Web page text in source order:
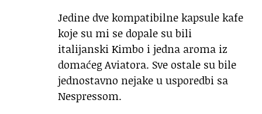
Jedine dve kompatibilne kapsule kafe
koje su mi se dopale su bili
italijanski Kimbo i jedna aroma iz
domaćeg Aviatora. Sve ostale su bile
jednostavno nejake u usporedbi sa
Nespressom.